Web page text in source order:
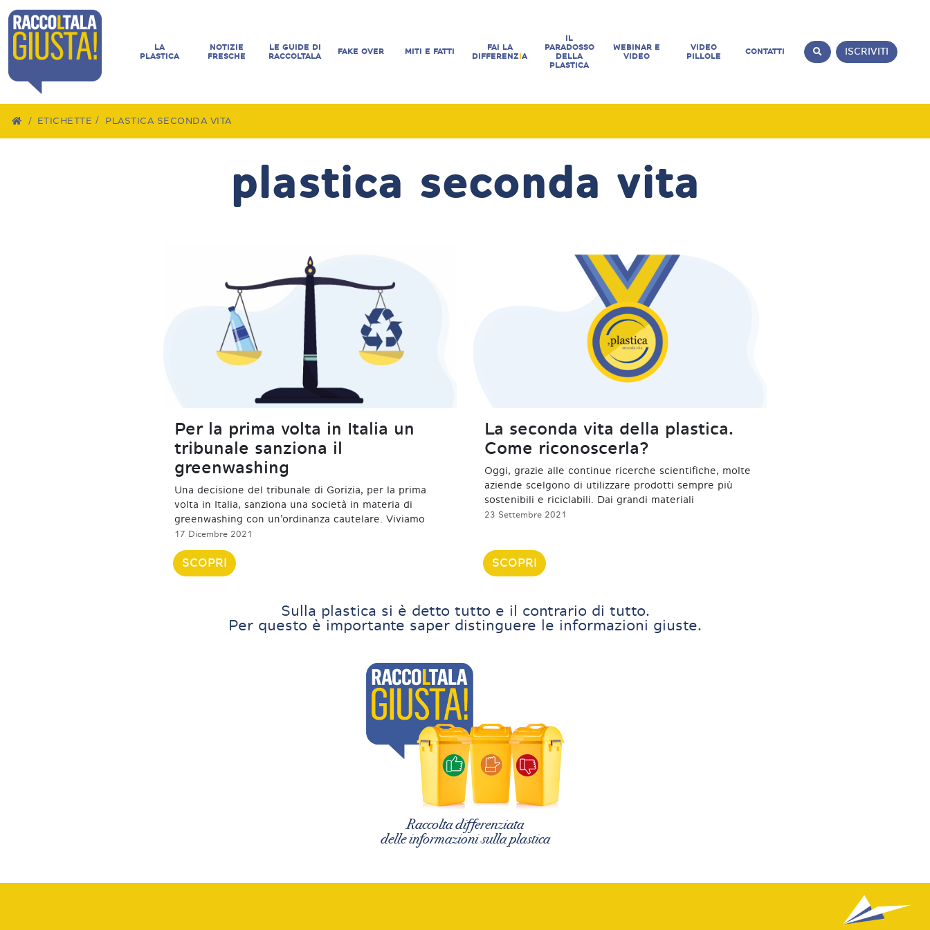
ISCRIVITI
LA
PLASTICA
NOTIZIE
FRESCHE
LE GUIDE DI
RACCOLTALA
FAKE OVER MITI E FATTI
FAI LA
DIFFERENZIA
IL
PARADOSSO
DELLA
PLASTICA
WEBINAR E
VIDEO
VIDEO
PILLOLE
CONTATTI
/ ETICHETTE PLASTICA SECONDA VITA
plastica seconda vita
Per la prima volta in Italia un
tribunale sanziona il
greenwashing
Una decisione del tribunale di Gorizia, per la prima
volta in Italia, sanziona una società in materia di
greenwashing con un’ordinanza cautelare. Viviamo
17 Dicembre 2021
SCOPRI
La seconda vita della plastica.
Come riconoscerla?
Oggi, grazie alle continue ricerche scientifiche, molte
aziende scelgono di utilizzare prodotti sempre più
sostenibili e riciclabili. Dai grandi materiali
23 Settembre 2021
SCOPRI
Sulla plastica si è detto tutto e il contrario di tutto.
Per questo è importante saper distinguere le informazioni giuste.
Raccolta differenziata
delle informazioni sulla plastica